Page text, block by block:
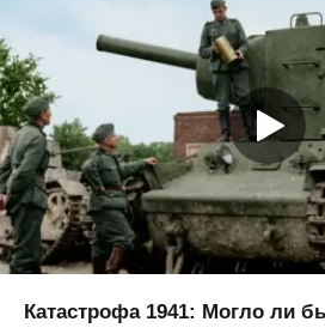
Катастрофа 1941: Могло ли